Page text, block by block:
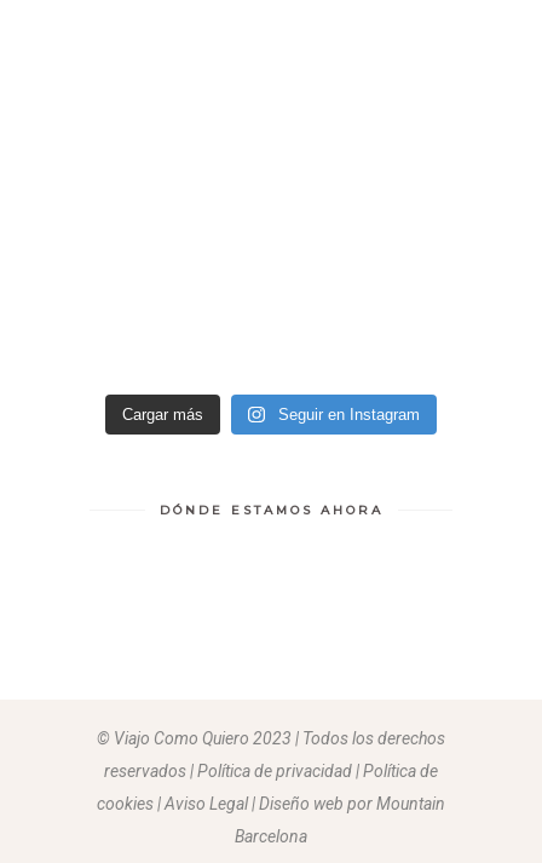
Cargar más Seguir en Instagram
DÓNDE ESTAMOS AHORA
© Viajo Como Quiero 2023 | Todos los derechos
reservados | Política de privacidad | Política de
cookies | Aviso Legal |Diseño web por Mountain
Barcelona